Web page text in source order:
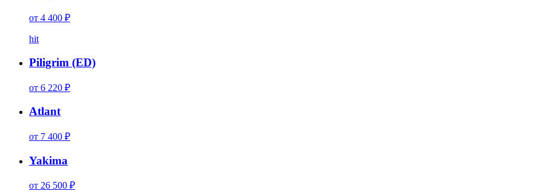
от 4 400 ₽
hit
Piligrim (ED)
от 6 220 ₽
Atlant
от 7 400 ₽
Yakima
от 26 500 ₽